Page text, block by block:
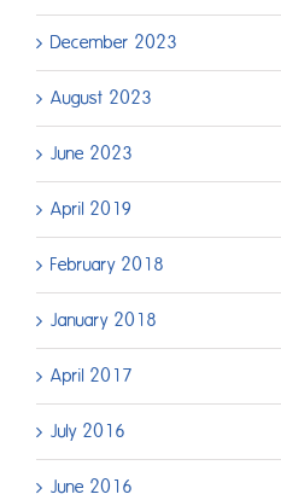
December 2023
August 2023
June 2023
April 2019
February 2018
January 2018
April 2017
July 2016
June 2016